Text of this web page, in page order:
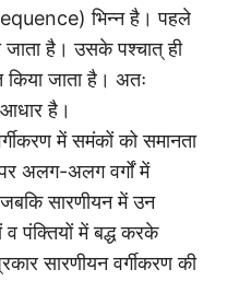
भिन्न है। पहले
जाता है। उसके पश्चात् ही
किया जाता है। अतः
आधार है।
में समंकों को समानता
अलग-अलग वर्गों में
जबकि सारणीयन में उन
व पंक्तियों में बद्ध करके
सारणीयन वर्गीकरण की